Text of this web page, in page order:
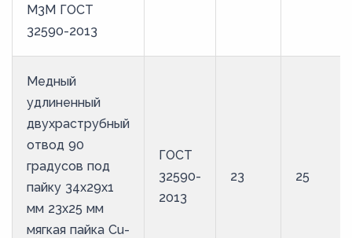
М3М ГОСТ
32590-2013
Медный
удлиненный
двухраструбный
отвод 90
градусов под
пайку 34х29х1
мм 23х25 мм
мягкая пайка Cu-
ГОСТ
32590-
2013
23 25